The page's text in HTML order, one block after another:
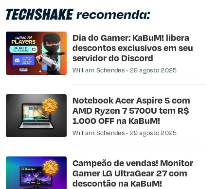
recomenda:
Dia do Gamer: KaBuM! libera
descontos exclusivos em seu
servidor do Discord
William Schendes 29 agosto 2025
Notebook Acer Aspire 5 com
AMD Ryzen 7 5700U tem R$
1.000 OFF na KaBuM!
William Schendes 29 agosto 2025
Campeão de vendas! Monitor
Gamer LG UltraGear 27 com
descontão na KaBuM!